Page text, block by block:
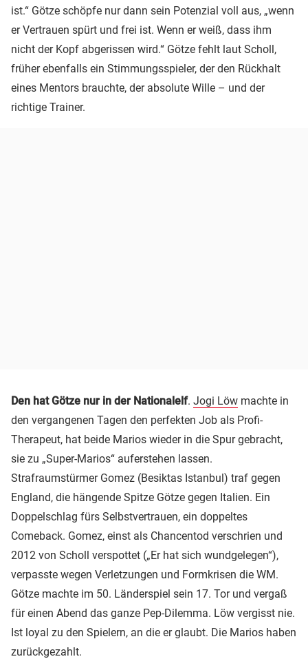
ist.“ Götze schöpfe nur dann sein Potenzial voll aus, „wenn
er Vertrauen spürt und frei ist. Wenn er weiß, dass ihm
nicht der Kopf abgerissen wird.“ Götze fehlt laut Scholl,
früher ebenfalls ein Stimmungsspieler, der den Rückhalt
eines Mentors brauchte, der absolute Wille – und der
richtige Trainer.
Den hat Götze nur in der Nationalelf. Jogi Löw machte in
den vergangenen Tagen den perfekten Job als Profi-
Therapeut, hat beide Marios wieder in die Spur gebracht,
sie zu „Super-Marios“ auferstehen lassen.
Strafraumstürmer Gomez (Besiktas Istanbul) traf gegen
England, die hängende Spitze Götze gegen Italien. Ein
Doppelschlag fürs Selbstvertrauen, ein doppeltes
Comeback. Gomez, einst als Chancentod verschrien und
2012 von Scholl verspottet („Er hat sich wundgelegen“),
verpasste wegen Verletzungen und Formkrisen die WM.
Götze machte im 50. Länderspiel sein 17. Tor und vergaß
für einen Abend das ganze Pep-Dilemma. Löw vergisst nie.
Ist loyal zu den Spielern, an die er glaubt. Die Marios haben
zurückgezahlt.